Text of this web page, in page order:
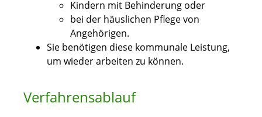
Kindern mit Behinderung oder
bei der häuslichen Pflege von
Angehörigen.
Sie benötigen diese kommunale Leistung,
um wieder arbeiten zu können.
Verfahrensablauf